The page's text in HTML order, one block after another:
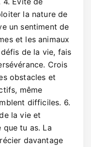
la nature de
un sentiment de
et les animaux
de la vie, fais
Crois
obstacles et
même
difficiles. 6.
la vie et
tu as. La
davantage